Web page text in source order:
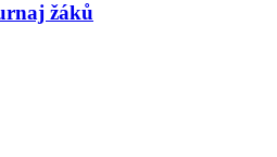
žáků